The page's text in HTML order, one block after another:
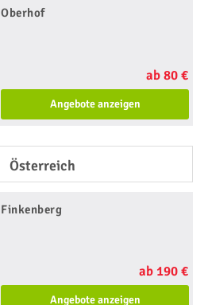
Oberhof
ab 80 €
Angebote anzeigen
Österreich
Finkenberg
ab 190 €
Angebote anzeigen